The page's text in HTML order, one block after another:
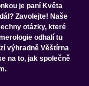
je paní Květa
Zavolejte! Naše
otázky, které
odhalí tu
výhradně Věštírna
na to, jak společně